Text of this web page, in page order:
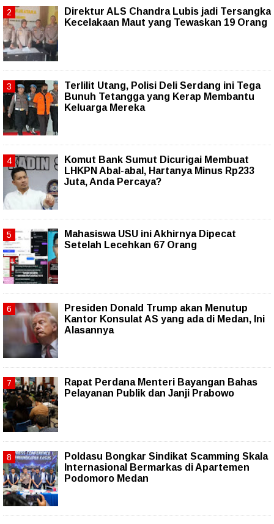
Direktur ALS Chandra Lubis jadi Tersangka
Kecelakaan Maut yang Tewaskan 19 Orang
Terlilit Utang, Polisi Deli Serdang ini Tega
Bunuh Tetangga yang Kerap Membantu
Keluarga Mereka
Komut Bank Sumut Dicurigai Membuat
LHKPN Abal-abal, Hartanya Minus Rp233
Juta, Anda Percaya?
Mahasiswa USU ini Akhirnya Dipecat
Setelah Lecehkan 67 Orang
Presiden Donald Trump akan Menutup
Kantor Konsulat AS yang ada di Medan, Ini
Alasannya
Rapat Perdana Menteri Bayangan Bahas
Pelayanan Publik dan Janji Prabowo
Poldasu Bongkar Sindikat Scamming Skala
Internasional Bermarkas di Apartemen
Podomoro Medan